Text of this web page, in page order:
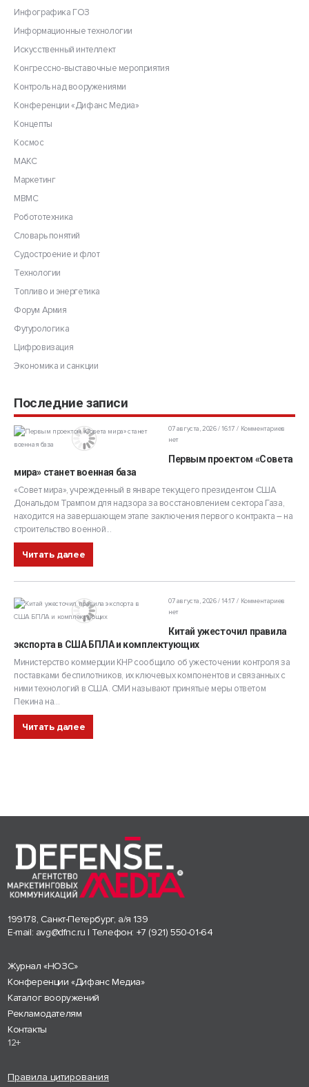
Инфографика ГОЗ
Информационные технологии
Искусственный интеллект
Конгрессно-выставочные мероприятия
Контроль над вооружениями
Конференции «Дифанс Медиа»
Концепты
Космос
МАКС
Маркетинг
МВМС
Робототехника
Словарь понятий
Судостроение и флот
Технологии
Топливо и энергетика
Форум Армия
Футурологика
Цифровизация
Экономика и санкции
Последние записи
07 августа, 2026 / 16:17
Комментариев
нет
Первым проектом «Совета
мира» станет военная база
«Совет мира», учрежденный в январе текущего президентом США
Дональдом Трампом для надзора за восстановлением сектора Газа,
находится на завершающем этапе заключения первого контракта – на
строительство военной...
Читать далее
07 августа, 2026 / 14:17
Комментариев
нет
Китай ужесточил правила
экспорта в США БПЛА и комплектующих
Министерство коммерции КНР сообщило об ужесточении контроля за
поставками беспилотников, их ключевых компонентов и связанных с
ними технологий в США. СМИ называют принятые меры ответом
Пекина на...
Читать далее
199178, Санкт-Петербург, а/я 139
E-mail: avg@dfnc.ru | Телефон: +7 (921) 550-01-64
Журнал «НОЗС»
Конференции «Дифанс Медиа»
Каталог вооружений
Рекламодателям
Контакты
12+
Правила цитирования